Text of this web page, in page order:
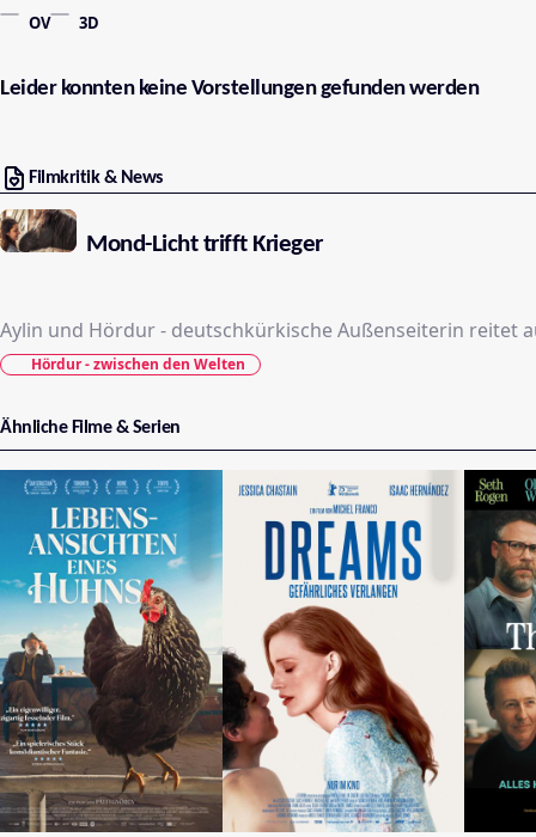
OV 3D
Leider konnten keine Vorstellungen gefunden werden
Filmkritik & News
Mond-Licht trifft Krieger
Aylin und Hördur - deutschkürkische Außenseiterin reitet
Hördur - zwischen den Welten
Ähnliche Filme & Serien